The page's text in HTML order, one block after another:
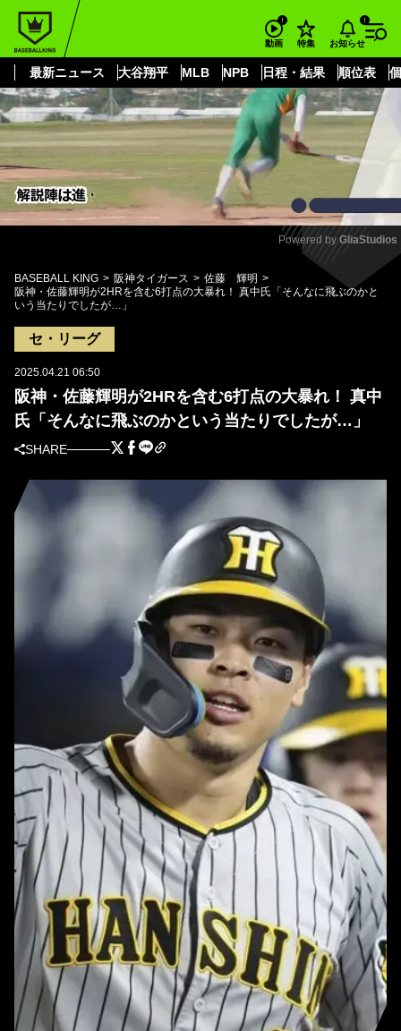
動画 特集 お知らせ
最新ニュース 大谷翔平 MLB NPB 日程・結果 順位表
もっと見る
Mute
Powered by GliaStudios
BASEBALL KING 阪神タイガース
佐藤 輝明
阪神・佐藤輝明が2HRを含む6打点の大暴れ！ 真中氏「そんなに飛ぶのかと
いう当たりでしたが…」
セ・リーグ
2025.04.21 06:50
阪神・佐藤輝明が2HRを含む6打点の大暴れ！ 真中
氏「そんなに飛ぶのかという当たりでしたが…」
SHARE